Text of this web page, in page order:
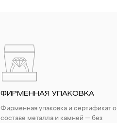
ФИРМЕННАЯ УПАКОВКА
Фирменная упаковка и сертификат о
составе металла и камней — без